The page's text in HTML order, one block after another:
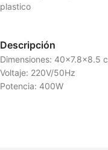
plastico
Descripción
Dimensiones: 40×7.8×8.5
Voltaje: 220V/50Hz
Potencia: 400W